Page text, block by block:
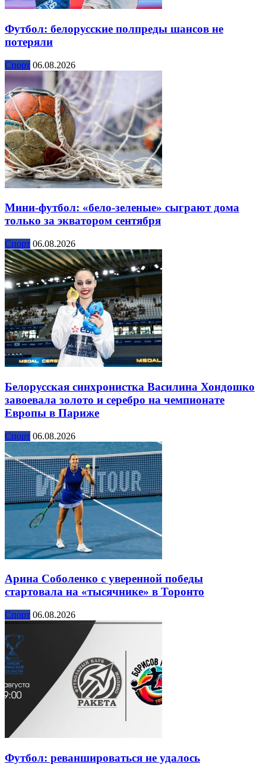
Футбол: белорусские полпреды шансов не
потеряли
Спорт 06.08.2026
Мини-футбол: «бело-зеленые» сыграют дома
только за экватором сентября
Спорт 06.08.2026
Белорусская синхронистка Василина Хондошко
завоевала золото и серебро на чемпионате
Европы в Париже
Спорт 06.08.2026
Арина Соболенко с уверенной победы
стартовала на «тысячнике» в Торонто
Спорт 06.08.2026
Футбол: реваншироваться не удалось